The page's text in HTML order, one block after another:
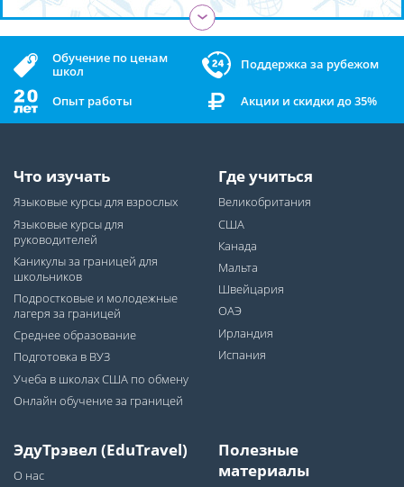
›
Обучение по ценам
школ
Поддержка за рубежом
Опыт работы Акции и скидки до 35%
Что изучать
Языковые курсы для взрослых
Языковые курсы для
руководителей
Каникулы за границей для
школьников
Подростковые и молодежные
лагеря за границей
Среднее образование
Подготовка в ВУЗ
Учеба в школах США по обмену
Онлайн обучение за границей
Где учиться
Великобритания
США
Канада
Мальта
Швейцария
ОАЭ
Ирландия
Испания
ЭдуТрэвел (EduTravel)
О нас
Полезные
материалы